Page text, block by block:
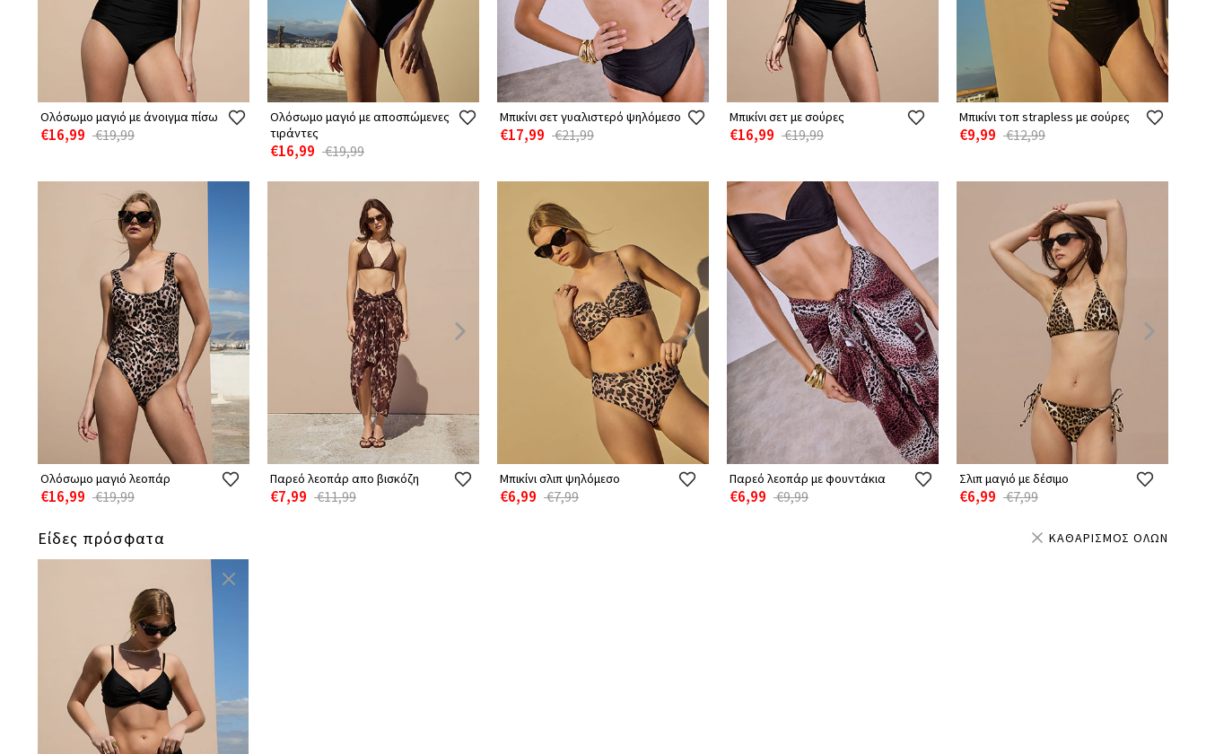
Ολόσωμο μαγιό με άνοιγμα πίσω
€16,99 €19,99
Ολόσωμο μαγιό με αποσπώμενες
τιράντες
€16,99 €19,99
Μπικίνι σετ γυαλιστερό ψηλόμεσο
€17,99 €21,99
Μπικίνι σετ με σούρες
€16,99 €19,99
Μπικίνι τοπ strapless με σούρες
€9,99 €12,99
Ολόσωμο μαγιό λεοπάρ
€16,99 €19,99
Παρεό λεοπάρ απο βισκόζη
€7,99 €11,99
Μπικίνι σλιπ ψηλόμεσο
€6,99 €7,99
Παρεό λεοπάρ με φουντάκια
€6,99 €9,99
Σλιπ μαγιό με δέσιμο
€6,99 €7,99
Είδες πρόσφατα ΚΑΘΑΡΙΣΜΟΣ ΟΛΩΝ